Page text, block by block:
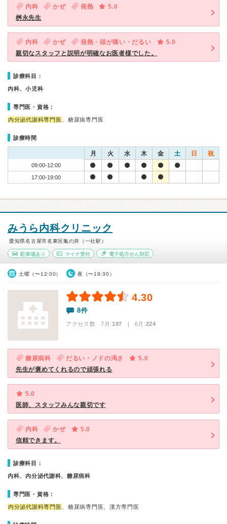
内科 かぜ 発熱
5.0
桝永先生
内科 かぜ 発熱・頭が痛い・だるい
5.0
親切なスタッフと説明が明確なお医者様でした。
診療科目：
内科、小児科
専門医・資格：
内分泌代謝科専門医 、糖尿病専門医
診療時間
月 火 水 木 金 土 日 祝
09:00-12:00
17:00-19:00
みうら内科クリニック
愛知県名古屋市名東区亀の井（一社駅）
駐車場あり マイナ受付 電子処方せん対応
土曜（〜12:00） 夜（〜19:30）
4.30
8件
アクセス数 7月:197 | 6月:224
糖尿病科 だるい・ノドの渇き
5.0
先生が褒めてくれるので頑張れる
5.0
医師、スタッフみんな親切です
内科 かぜ
5.0
信頼できます。
診療科目：
内科、内分泌代謝科、糖尿病科
専門医・資格：
内分泌代謝科専門医 、糖尿病専門医、漢方専門医